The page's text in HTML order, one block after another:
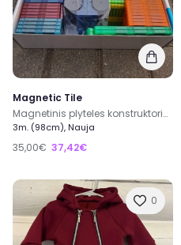
Magnetic Tile
Magnetinis plyteles konstruktorius
3m. (98cm), Nauja
35,00€ 37,42€
0